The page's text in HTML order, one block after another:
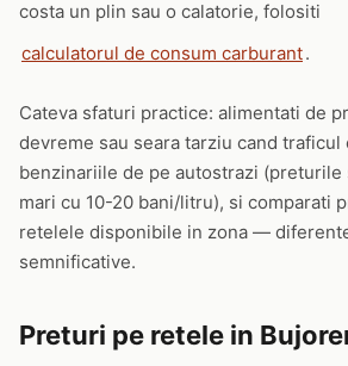
costa un plin sau o calatorie, folositi
calculatorul de consum carburant.
Cateva sfaturi practice: alimentati de
devreme sau seara tarziu cand traficul
benzinariile de pe autostrazi (preturile
mari cu 10-20 bani/litru), si comparati
retelele disponibile in zona —
semnificative.
Preturi pe retele in